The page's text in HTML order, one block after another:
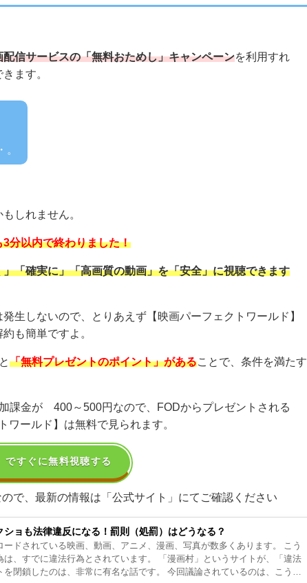
配信サービスの「無料おためし」キャンペーンを利用すれ
ます。
しれません。
3分以内で終わりました！
」「確実に」「高画質の動画」を「安全」に視聴できます
生しないので、とりあえず【映画パーフェクトワールド】
も簡単ですよ。
と「無料プレゼントのポイント」がある ことで、条件を満たす
課金が 400～500円なので、FODからプレゼントされる
ワールド】は無料で見られます。
ですぐに無料視聴する
で、最新の情報は「公式サイト」にてご確認ください
ョも法律違反になる！罰則（処罰）はどうなる？
ドされている映画、動画、アニメ、漫画、写真が数多くあります。 こう
は、すでに違法行為とされています。 「漫画村」というサイトが、「違法
、非常に有名な話です。 今回議論されているのは、こうし